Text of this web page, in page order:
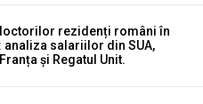
rezidenți români în
analiza salariilor din SUA,
și Regatul Unit.